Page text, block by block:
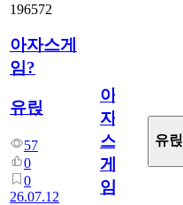
196572
아자스게
임?
유릱
57
0
0
26.07.12
아
자
스
게
임?
유릱